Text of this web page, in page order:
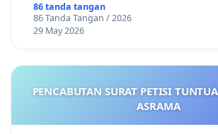
86 tanda tangan
86 Tanda Tangan / 2026
29 May 2026
PENCABUTAN SURAT PETISI
ASRAMA